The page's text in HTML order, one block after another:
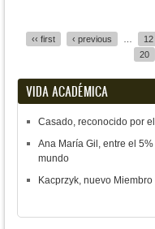
‹‹ first ‹ previous 12
20
VIDA ACADÉMICA
Casado, reconocido por
Ana María Gil, entre el
mundo
Kacprzyk, nuevo